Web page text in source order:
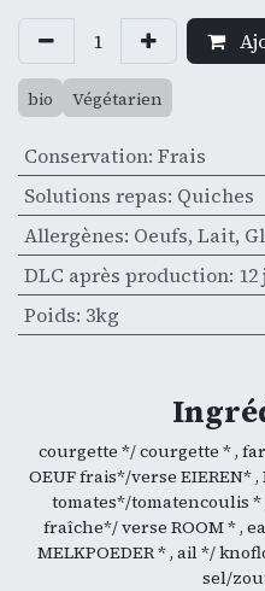
bio Végétarien
Conservation: Frais
Solutions repas: Quiches
Allergènes: Oeufs, Lait,
DLC après production:
Poids: 3kg
courgette */ courgette * ,
OEUF frais*/verse EIEREN* ,
tomates*/tomatencoulis * ,
fraîche*/ verse ROOM * ,
MELKPOEDER * , ail */
sel/